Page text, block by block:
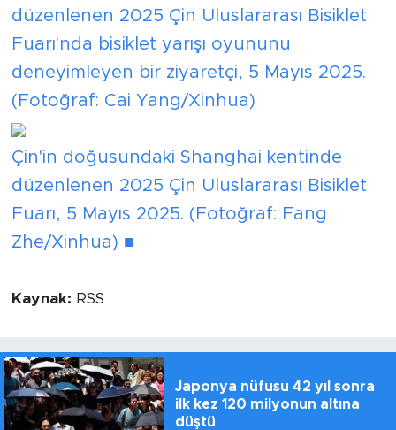
düzenlenen 2025 Çin Uluslararası Bisiklet
Fuarı'nda bisiklet yarışı oyununu
deneyimleyen bir ziyaretçi, 5 Mayıs 2025.
(Fotoğraf: Cai Yang/Xinhua)
Çin'in doğusundaki Shanghai kentinde
düzenlenen 2025 Çin Uluslararası Bisiklet
Fuarı, 5 Mayıs 2025. (Fotoğraf: Fang
Zhe/Xinhua) ■
Kaynak: RSS
Japonya nüfusu 42 yıl sonra
ilk kez 120 milyonun altına
düştü